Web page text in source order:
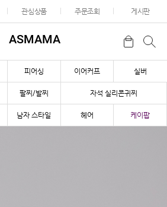
관심상품 주문조회 게시판
ASMAMA
피어싱 이어커프 실버
팔찌/발찌 자석 실리콘귀찌
남자 스타일 헤어 케이팝